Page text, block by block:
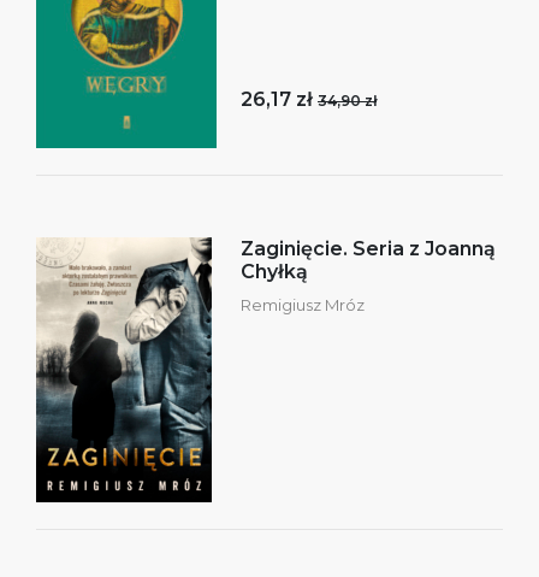
26,17 zł 34,90 zł
Zaginięcie. Seria z Joanną
Chyłką
Remigiusz Mróz